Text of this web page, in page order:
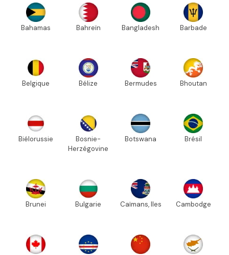
Bahamas Bahreïn Bangladesh Barbade
Belgique Bélize Bermudes Bhoutan
Biélorussie
Bosnie-
Herzégovine
Botswana Brésil
Brunei Bulgarie Caïmans, Iles Cambodge